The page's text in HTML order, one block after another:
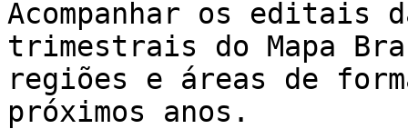
Acompanhar os
trimestrais do Mapa
regiões e áreas de
próximos anos.